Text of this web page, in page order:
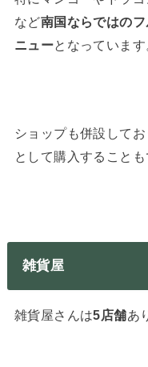
など南国ならではの
ニューとなっています
ショップも併設して
として購入することも
雑貨屋
雑貨屋さんは5店舗あ